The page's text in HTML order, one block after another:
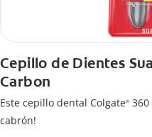
Cepillo de Dientes
Carbon
Este cepillo dental Colgate®
cabrón!